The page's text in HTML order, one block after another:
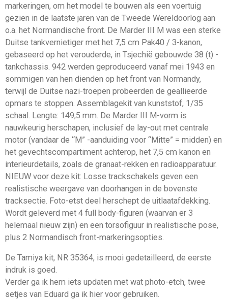
markeringen, om het model te bouwen als een voertuig
gezien in de laatste jaren van de Tweede Wereldoorlog aan
o.a. het Normandische front. De Marder III M was een sterke
Duitse tankvernietiger met het 7,5 cm Pak40 / 3-kanon,
gebaseerd op het verouderde, in Tsjechië gebouwde 38 (t) -
tankchassis. 942 werden geproduceerd vanaf mei 1943 en
sommigen van hen dienden op het front van Normandy,
terwijl de Duitse nazi-troepen probeerden de geallieerde
opmars te stoppen. Assemblagekit van kunststof, 1/35
schaal. Lengte: 149,5 mm. De Marder III M-vorm is
nauwkeurig herschapen, inclusief de lay-out met centrale
motor (vandaar de “M” -aanduiding voor “Mitte” = midden) en
het gevechtscompartiment achterop, het 7,5 cm kanon en
interieurdetails, zoals de granaat-rekken en radioapparatuur.
NIEUW voor deze kit: Losse trackschakels geven een
realistische weergave van doorhangen in de bovenste
tracksectie. Foto-etst deel herschept de uitlaatafdekking.
Wordt geleverd met 4 full body-figuren (waarvan er 3
helemaal nieuw zijn) en een torsofiguur in realistische pose,
plus 2 Normandisch front-markeringsopties.
De Tamiya kit, NR 35364, is mooi gedetailleerd, de eerste
indruk is goed.
Verder ga ik hem iets updaten met wat photo-etch, twee
setjes van Eduard ga ik hier voor gebruiken.